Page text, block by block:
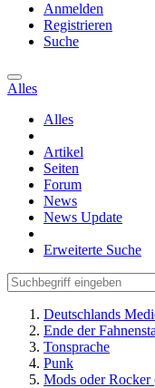
Anmelden
Registrieren
Suche
Alles
Alles
Artikel
Seiten
Forum
News
News Update
Erweiterte Suche
Deutschlands
Ende der
Tonsprache
Punk
Mods oder